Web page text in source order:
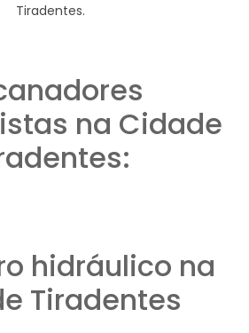
Tiradentes.
na Cidade
hidráulico na
Tiradentes